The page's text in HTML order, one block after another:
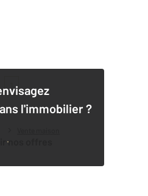
l'immobilier ?
nos offres